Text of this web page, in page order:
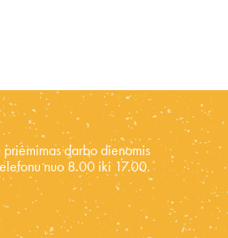
priėmimas darbo dienomis
nuo 8.00 iki 17.00.